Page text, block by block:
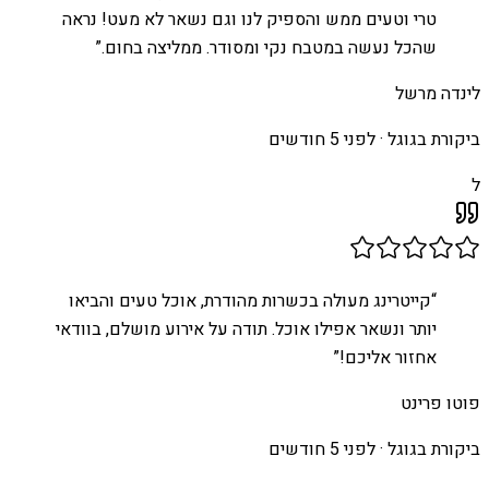
טרי וטעים ממש והספיק לנו וגם נשאר לא מעט! נראה
שהכל נעשה במטבח נקי ומסודר. ממליצה בחום.”
לינדה מרשל
ביקורת בגוגל ·לפני 5 חודשים
ל
“קייטרינג מעולה בכשרות מהודרת, אוכל טעים והביאו
יותר ונשאר אפילו אוכל. תודה על אירוע מושלם, בוודאי
אחזור אליכם!”
פוטו פרינט
ביקורת בגוגל ·לפני 5 חודשים